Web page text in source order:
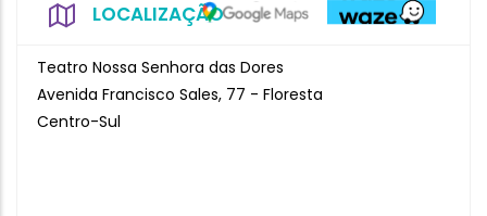
LOCALIZAÇÃO
Teatro Nossa Senhora das Dores
Avenida Francisco Sales, 77 - Floresta
Centro-Sul